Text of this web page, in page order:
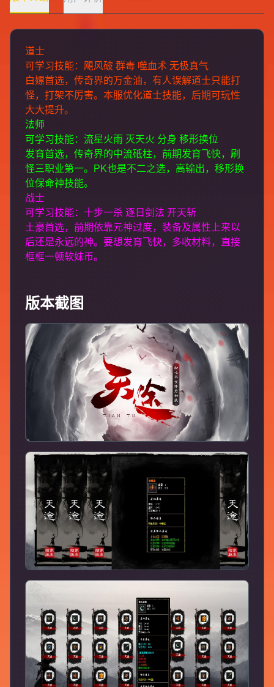
道士
可学习技能：飓风破 群毒 噬血术 无极真气
白嫖首选，传奇界的万金油，有人误解道士只能打
怪，打架不厉害。本服优化道士技能，后期可玩性
大大提升。
法师
可学习技能：流星火雨 灭天火 分身 移形换位
发育首选，传奇界的中流砥柱，前期发育飞快，刷
怪三职业第一。PK也是不二之选，高输出，移形换
位保命神技能。
战士
可学习技能：十步一杀 逐日剑法 开天斩
土豪首选，前期依靠元神过度，装备及属性上来以
后还是永远的神。要想发育飞快，多收材料，直接
框框一顿软妹币。
版本截图